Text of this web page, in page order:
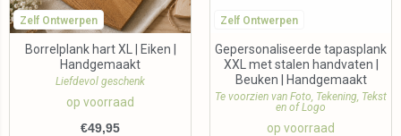
Zelf Ontwerpen
Borrelplank hart XL | Eiken |
Handgemaakt
Liefdevol geschenk
op voorraad
€49,95
Zelf Ontwerpen
Gepersonaliseerde tapasplank
XXL met stalen handvaten |
Beuken | Handgemaakt
Te voorzien van Foto, Tekening, Tekst
en of Logo
op voorraad